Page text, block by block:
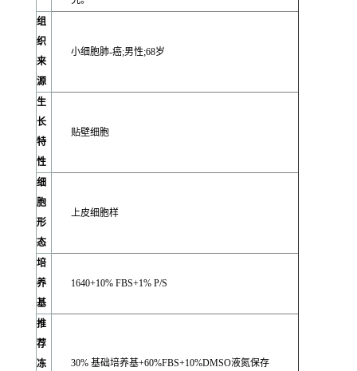
组
织
来
源
小细胞肺-癌;男性;68岁
生
长
特
性
贴壁细胞
细
胞
形
态
上皮细胞样
培
养
基
1640+10% FBS+1% P/S
推
荐
冻
30% 基础培养基+60%FBS+10%DMSO液氮保存